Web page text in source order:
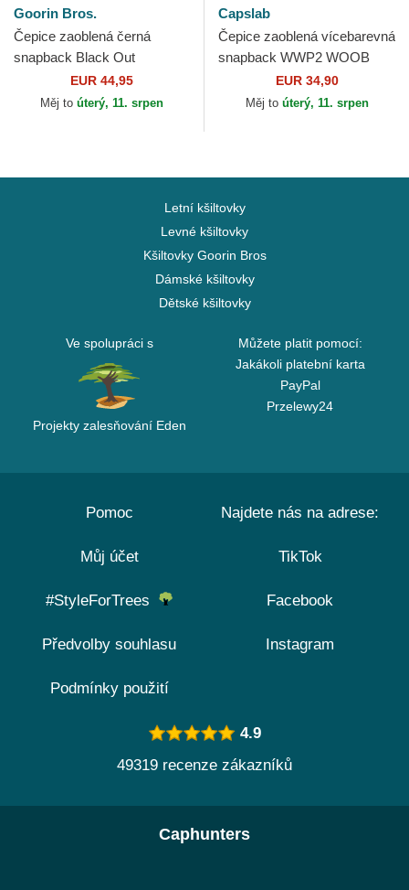
Goorin Bros.
Čepice zaoblená černá
snapback Black Out
Doberman Metallic The Farm
Goorin Bros.
EUR 44,95
Měj to úterý, 11. srpen
Capslab
Čepice zaoblená vícebarevná
snapback WWP2 WOOB
Woody Woodpecker Capslab
EUR 34,90
Měj to úterý, 11. srpen
Letní kšiltovky
Levné kšiltovky
Kšiltovky Goorin Bros
Dámské kšiltovky
Dětské kšiltovky
Ve spolupráci s
Projekty zalesňování Eden
Můžete platit pomocí:
Jakákoli platební karta
PayPal
Przelewy24
Pomoc
Můj účet
#StyleForTrees
Předvolby souhlasu
Podmínky použití
Najdete nás na adrese:
TikTok
Facebook
Instagram
4.9
49319 recenze zákazníků
Caphunters